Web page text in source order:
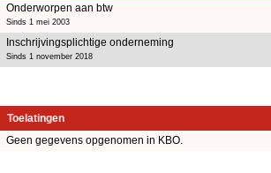
Onderworpen aan btw
Sinds 1 mei 2003
Inschrijvingsplichtige onderneming
Sinds 1 november 2018
Toelatingen
Geen gegevens opgenomen in KBO.